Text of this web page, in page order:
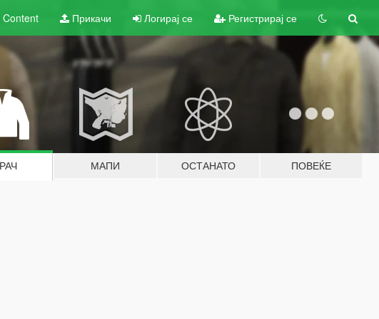
Content Прикачи Логирај се Регистрирај се
МАПИ ОСТАНАТО ПОВЕЌЕ